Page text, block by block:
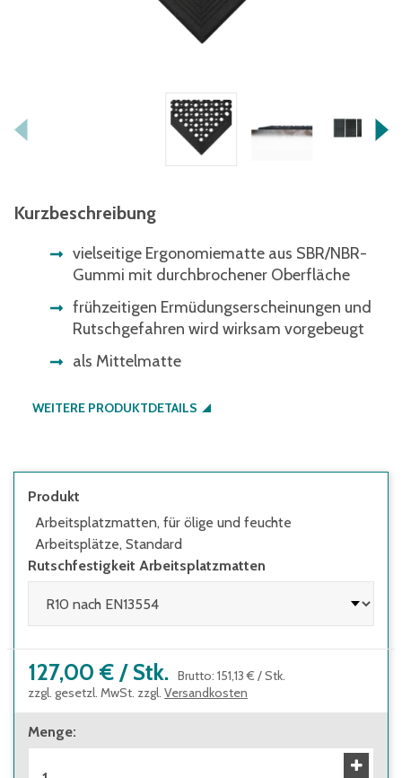
Kurzbeschreibung
vielseitige Ergonomiematte aus SBR/NBR-
Gummi mit durchbrochener Oberfläche
frühzeitigen Ermüdungserscheinungen und
Rutschgefahren wird wirksam vorgebeugt
als Mittelmatte
WEITERE PRODUKTDETAILS
Produkt
Arbeitsplatzmatten, für ölige und feuchte
Arbeitsplätze, Standard
Rutschfestigkeit Arbeitsplatzmatten
127,00 € / Stk. Brutto: 151,13 € /Stk.
zzgl. gesetzl. MwSt. zzgl. Versandkosten
Menge: